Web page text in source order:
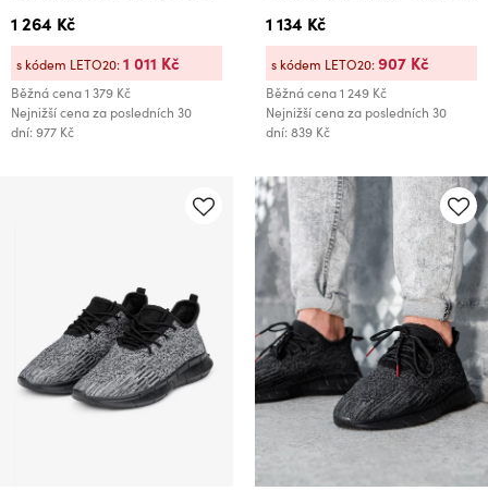
1 264 Kč
Běžná cena1 379 Kč
Nejnižší cena za posledních 30
dní: 977 Kč
s kódem LETO20:1 011 Kč
1 134 Kč
Běžná cena1 249 Kč
Nejnižší cena za posledních 30
dní: 839 Kč
s kódem LETO20:907 Kč